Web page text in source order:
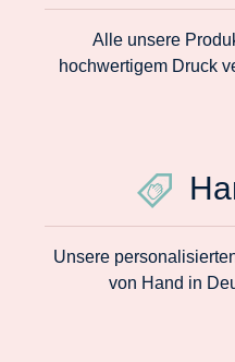
Alle unsere
hochwertigem Druck
Unsere
von Hand in